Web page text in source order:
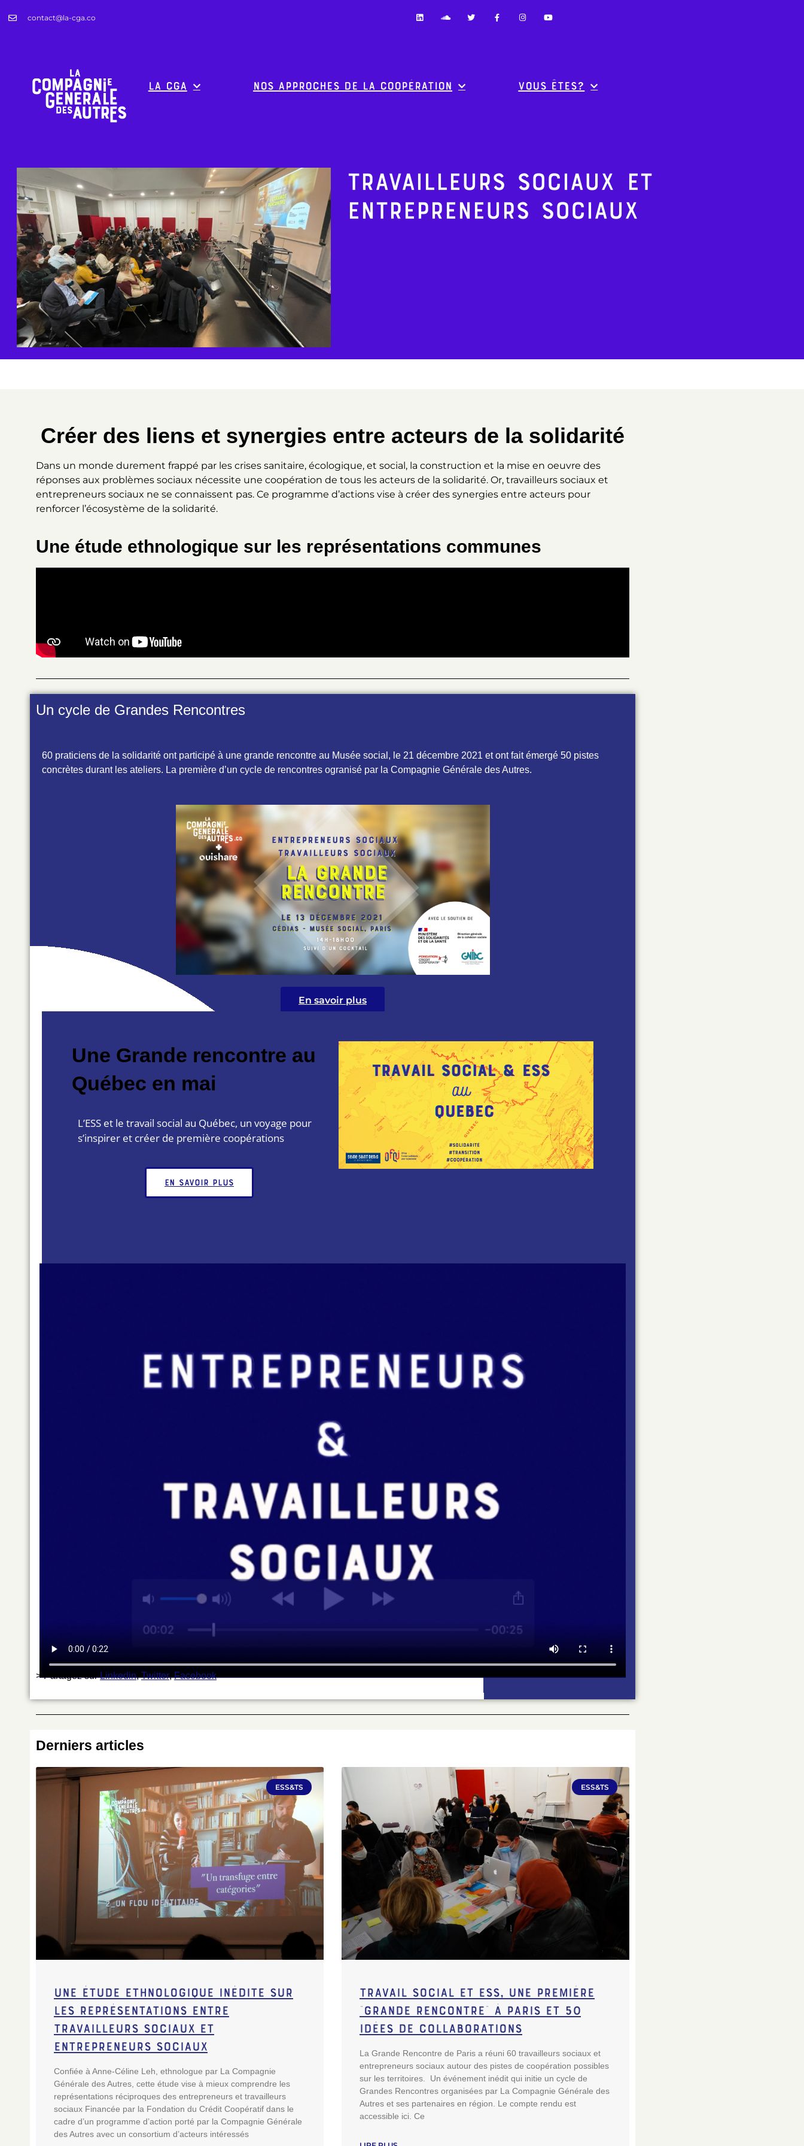
contact@la-cga.co
La CGA Nos approches de la coopération Vous êtes?
Travailleurs sociaux et
Entrepreneurs sociaux
Créer des liens et synergies entre acteurs de la solidarité
Dans un monde durement frappé par les crises sanitaire, écologique, et social, la construction et la mise en oeuvre des
réponses aux problèmes sociaux nécessite une coopération de tous les acteurs de la solidarité. Or, travailleurs sociaux et
entrepreneurs sociaux ne se connaissent pas. Ce programme d’actions vise à créer des synergies entre acteurs pour
renforcer l’écosystème de la solidarité.
Une étude ethnologique sur les représentations communes
Un cycle de Grandes Rencontres
60 praticiens de la solidarité ont participé à une grande rencontre au Musée social, le 21 décembre 2021 et ont fait émergé 50 pistes
concrètes durant les ateliers. La première d’un cycle de rencontres ogranisé par la Compagnie Générale des Autres.
En savoir plus
Une Grande rencontre au
Québec en mai
L’ESS et le travail social au Québec, un voyage pour
s’inspirer et créer de première coopérations
En savoir plus
> Partagez surLinkedin,Twitter,Facebook
Derniers articles
ESS&TS
Une étude ethnologique inédite sur
les représentations entre
travailleurs sociaux et
entrepreneurs sociaux
Confiée à Anne-Céline Leh, ethnologue par La Compagnie
Générale des Autres, cette étude vise à mieux comprendre les
représentations réciproques des entrepreneurs et travailleurs
sociaux Financée par la Fondation du Crédit Coopératif dans le
cadre d’un programme d’action porté par la Compagnie Générale
des Autres avec un consortium d’acteurs intéressés
ESS&TS
Travail social et ESS, une première
“Grande Rencontre” à Paris et 50
idées de collaborations
La Grande Rencontre de Paris a réuni 60 travailleurs sociaux et
entrepreneurs sociaux autour des pistes de coopération possibles
sur les territoires. Un événement inédit qui initie un cycle de
Grandes Rencontres organisées par La Compagnie Générale des
Autres et ses partenaires en région. Le compte rendu est
accessible ici. Ce